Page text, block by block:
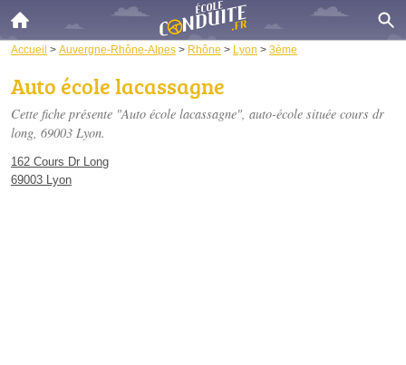
Accueil > Auvergne-Rhône-Alpes > Rhône > Lyon > 3ème
Auto école lacassagne
Cette fiche présente "Auto école lacassagne", auto-école située cours dr
long, 69003 Lyon.
162 Cours Dr Long
69003 Lyon